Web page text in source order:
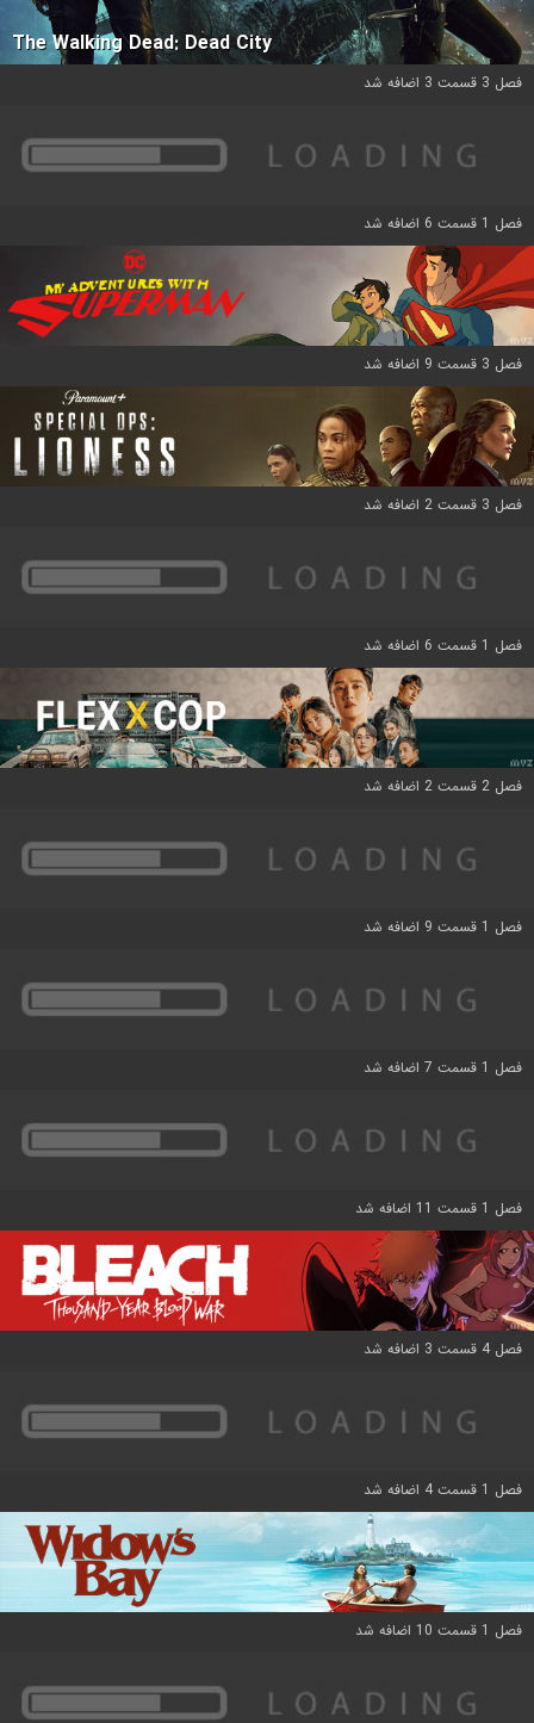
The Walking Dead: Dead City
فصل 3 قسمت 3 اضافه شد
فصل 1 قسمت 6 اضافه شد
فصل 3 قسمت 9 اضافه شد
فصل 3 قسمت 2 اضافه شد
فصل 1 قسمت 6 اضافه شد
فصل 2 قسمت 2 اضافه شد
فصل 1 قسمت 9 اضافه شد
فصل 1 قسمت 7 اضافه شد
فصل 1 قسمت 11 اضافه شد
فصل 4 قسمت 3 اضافه شد
فصل 1 قسمت 4 اضافه شد
فصل 1 قسمت 10 اضافه شد